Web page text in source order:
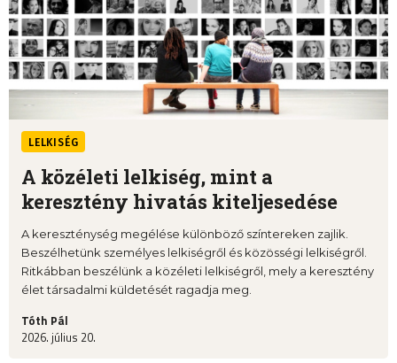
LELKISÉG
A közéleti lelkiség, mint a
keresztény hivatás kiteljesedése
A kereszténység megélése különböző színtereken zajlik.
Beszélhetünk személyes lelkiségről és közösségi lelkiségről.
Ritkábban beszélünk a közéleti lelkiségről, mely a keresztény
élet társadalmi küldetését ragadja meg.
Tóth Pál
2026. július 20.